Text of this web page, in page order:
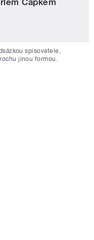
spisovatele,
jinou formou.